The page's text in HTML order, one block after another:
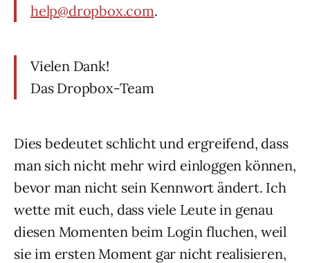
help@dropbox.com.
Vielen Dank!
Das Dropbox-Team
Dies bedeutet schlicht und ergreifend, dass
man sich nicht mehr wird einloggen können,
bevor man nicht sein Kennwort ändert. Ich
wette mit euch, dass viele Leute in genau
diesen Momenten beim Login fluchen, weil
sie im ersten Moment gar nicht realisieren,